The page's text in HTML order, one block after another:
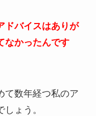
ドバイスはありが
なかったんです
て数年経つ私のア
ょう。